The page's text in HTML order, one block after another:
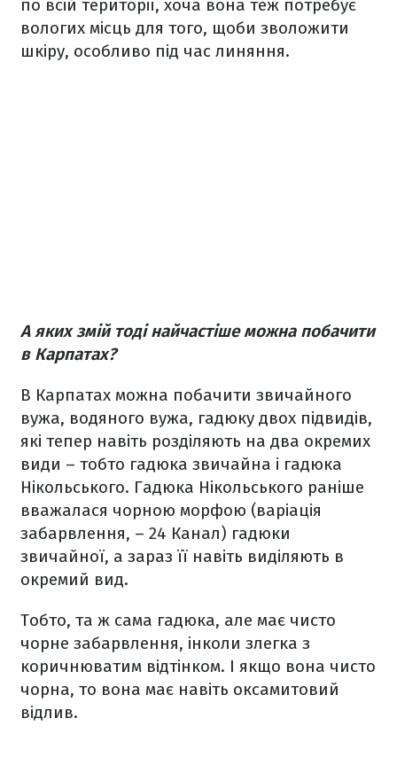
по всій території, хоча вона теж потребує
вологих місць для того, щоби зволожити
шкіру, особливо під час линяння.
А яких змій тоді найчастіше можна побачити
в Карпатах?
В Карпатах можна побачити звичайного
вужа, водяного вужа, гадюку двох підвидів,
які тепер навіть розділяють на два окремих
види – тобто гадюка звичайна і гадюка
Нікольського. Гадюка Нікольського раніше
вважалася чорною морфою (варіація
забарвлення, – 24 Канал) гадюки
звичайної, а зараз її навіть виділяють в
окремий вид.
Тобто, та ж сама гадюка, але має чисто
чорне забарвлення, інколи злегка з
коричнюватим відтінком. І якщо вона чисто
чорна, то вона має навіть оксамитовий
відлив.